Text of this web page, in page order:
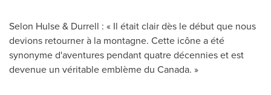
Selon Hulse & Durrell : « Il était clair dès le début que nous
devions retourner à la montagne. Cette icône a été
synonyme d'aventures pendant quatre décennies et est
devenue un véritable emblème du Canada. »